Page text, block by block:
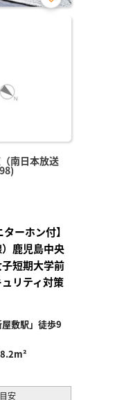
南日本放送
お気
ーホン付】
鹿児島中央
短期大学前
リティ対策
敷駅」徒歩9
安